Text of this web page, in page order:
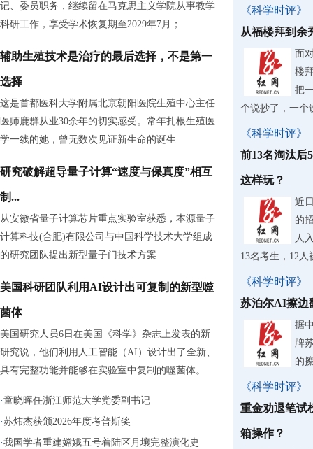
记、委员职务，继续留在马克思主义学院从事教学
科研工作，享受学术恢复期至2029年7月；
辅助生殖技术是治疗的最后选择，不是第一
选择
这是首都医科大学附属北京朝阳医院生殖中心主任
医师鹿群从业30余年的切实感受。常年扎根生殖医
学一线的她，曾无数次见证新生命的诞生
研究破解超导量子计算“速度与保真度”相互
制...
从安徽省量子计算芯片重点实验室获悉，本源量子
计算科技(合肥)有限公司与中国科学技术大学组成
的研究团队提出新型量子门技术方案
美国科研团队利用AI设计出可复制的新型噬
菌体
美国研究人员6日在美国《科学》杂志上发表的新
研究说，他们利用人工智能（AI）设计出了全新、
具有完整功能并能够在实验室中复制的噬菌体。
·童晓晖任浙江师范大学党委副书记
·苏炜杰获颁2026年度考普斯奖
·我国学者重建嫦娥五号着陆区月壤完整演化史
《科学时评》
从福楼拜到余
面
楼
把
个说抄了，一个
《科学时评》
前13名淘汰后
这样玩？
近
的
人
13名考生，12人
《科学时评》
苏泊尔AI擦边
据
牌
的
《科学时评》
重金劝退笔试
箱操作？